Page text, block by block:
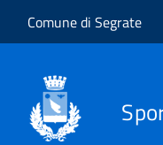
Salta al
Skip to site
Comune di Segrate